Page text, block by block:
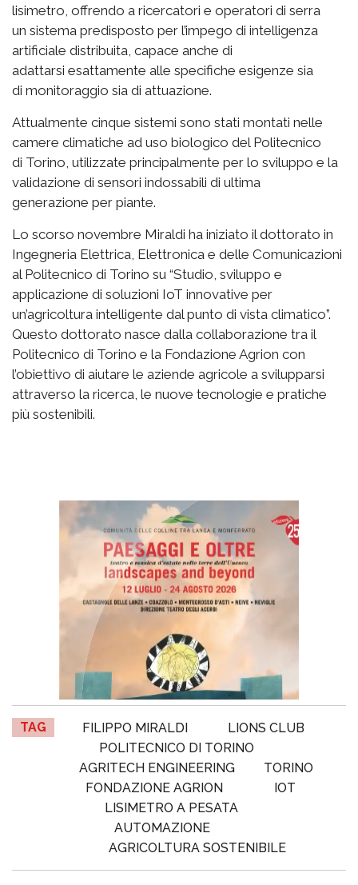
lisimetro, offrendo a ricercatori e operatori di serra
un sistema predisposto per l’impego di intelligenza
artificiale distribuita, capace anche di
adattarsi esattamente alle specifiche esigenze sia
di monitoraggio sia di attuazione.
Attualmente cinque sistemi sono stati montati nelle
camere climatiche ad uso biologico del Politecnico
di Torino, utilizzate principalmente per lo sviluppo e la
validazione di sensori indossabili di ultima
generazione per piante.
Lo scorso novembre Miraldi ha iniziato il dottorato in
Ingegneria Elettrica, Elettronica e delle Comunicazioni
al Politecnico di Torino su “Studio, sviluppo e
applicazione di soluzioni IoT innovative per
un’agricoltura intelligente dal punto di vista climatico”.
Questo dottorato nasce dalla collaborazione tra il
Politecnico di Torino e la Fondazione Agrion con
l’obiettivo di aiutare le aziende agricole a svilupparsi
attraverso la ricerca, le nuove tecnologie e pratiche
più sostenibili.
TAG FILIPPO MIRALDI
LIONS CLUB
POLITECNICO DI TORINO
AGRITECH ENGINEERING
TORINO
FONDAZIONE AGRION
IOT
LISIMETRO A PESATA
AUTOMAZIONE
AGRICOLTURA SOSTENIBILE